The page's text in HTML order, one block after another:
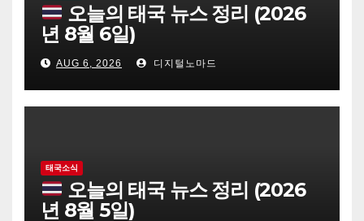
오늘의 태국 뉴스 정리 (2026
년 8월 6일)
AUG 6, 2026 디지털노마드
태국소식
오늘의 태국 뉴스 정리 (2026
년 8월 5일)